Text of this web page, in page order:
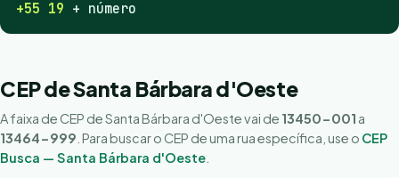
+55 19 + número
CEP de Santa Bárbara d'Oeste
A faixa de CEP de Santa Bárbara d'Oeste vai de 13450-001 a
13464-999 . Para buscar o CEP de uma rua específica, use o CEP
Busca — Santa Bárbara d'Oeste